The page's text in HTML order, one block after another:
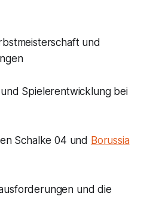
und
Spielerentwicklung bei
Schalke 04 und Borussia
und die